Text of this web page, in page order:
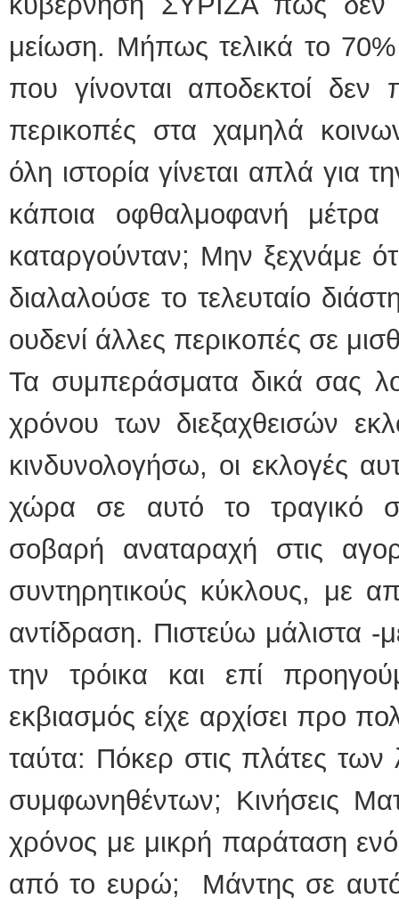
μείωση. Μήπως τελικά το
που γίνονται αποδεκτοί δεν
περικοπές στα χαμηλά
όλη ιστορία γίνεται απλά για
κάποια οφθαλμοφανή
καταργούνταν; Μην ξεχνάμε
διαλαλούσε το τελευταίο
ουδενί άλλες περικοπές σε
Τα συμπεράσματα δικά σας
χρόνου των διεξαχθεισών
κινδυνολογήσω, οι εκλογές
χώρα σε αυτό το τραγικό
σοβαρή αναταραχή στις
συντηρητικούς κύκλους, με
αντίδραση. Πιστεύω μάλιστα -
την τρόικα και επί
εκβιασμός είχε αρχίσει προ
ταύτα: Πόκερ στις πλάτες
συμφωνηθέντων; Κινήσεις
χρόνος με μικρή παράταση
από το ευρώ; Μάντης σε